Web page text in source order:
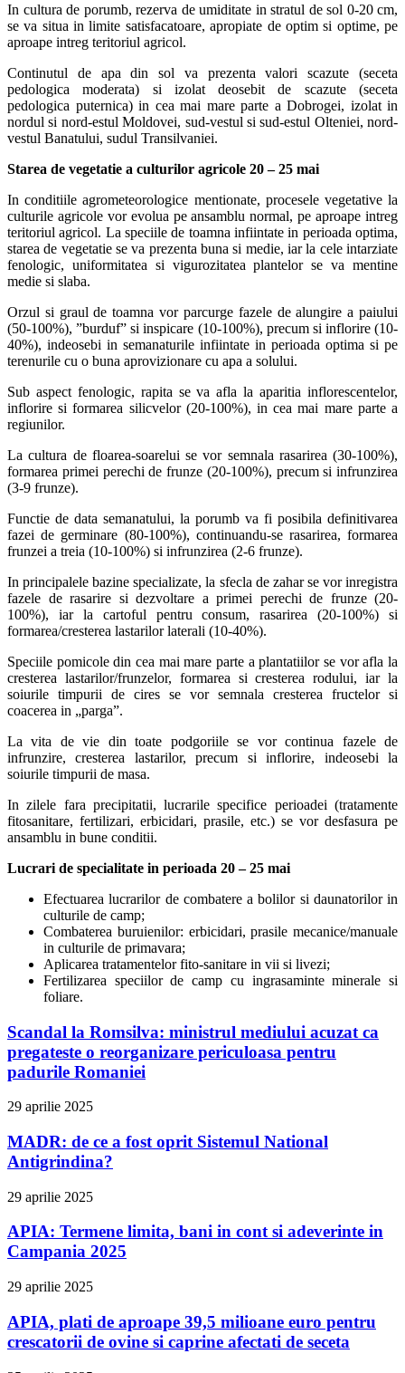
In cultura de porumb, rezerva de umiditate in stratul de sol 0-20 cm,
se va situa in limite satisfacatoare, apropiate de optim si optime, pe
aproape intreg teritoriul agricol.
Continutul de apa din sol va prezenta valori scazute (seceta
pedologica moderata) si izolat deosebit de scazute (seceta
pedologica puternica) in cea mai mare parte a Dobrogei, izolat in
nordul si nord-estul Moldovei, sud-vestul si sud-estul Olteniei, nord-
vestul Banatului, sudul Transilvaniei.
Starea de vegetatie a culturilor agricole 20 – 25 mai
In conditiile agrometeorologice mentionate, procesele vegetative la
culturile agricole vor evolua pe ansamblu normal, pe aproape intreg
teritoriul agricol. La speciile de toamna infiintate in perioada optima,
starea de vegetatie se va prezenta buna si medie, iar la cele intarziate
fenologic, uniformitatea si vigurozitatea plantelor se va mentine
medie si slaba.
Orzul si graul de toamna vor parcurge fazele de alungire a paiului
(50-100%), ”burduf” si inspicare (10-100%), precum si inflorire (10-
40%), indeosebi in semanaturile infiintate in perioada optima si pe
terenurile cu o buna aprovizionare cu apa a solului.
Sub aspect fenologic, rapita se va afla la aparitia inflorescentelor,
inflorire si formarea silicvelor (20-100%), in cea mai mare parte a
regiunilor.
La cultura de floarea-soarelui se vor semnala rasarirea (30-100%),
formarea primei perechi de frunze (20-100%), precum si infrunzirea
(3-9 frunze).
Functie de data semanatului, la porumb va fi posibila definitivarea
fazei de germinare (80-100%), continuandu-se rasarirea, formarea
frunzei a treia (10-100%) si infrunzirea (2-6 frunze).
In principalele bazine specializate, la sfecla de zahar se vor inregistra
fazele de rasarire si dezvoltare a primei perechi de frunze (20-
100%), iar la cartoful pentru consum, rasarirea (20-100%) si
formarea/cresterea lastarilor laterali (10-40%).
Speciile pomicole din cea mai mare parte a plantatiilor se vor afla la
cresterea lastarilor/frunzelor, formarea si cresterea rodului, iar la
soiurile timpurii de cires se vor semnala cresterea fructelor si
coacerea in „parga”.
La vita de vie din toate podgoriile se vor continua fazele de
infrunzire, cresterea lastarilor, precum si inflorire, indeosebi la
soiurile timpurii de masa.
In zilele fara precipitatii, lucrarile specifice perioadei (tratamente
fitosanitare, fertilizari, erbicidari, prasile, etc.) se vor desfasura pe
ansamblu in bune conditii.
Lucrari de specialitate in perioada 20 – 25 mai
Efectuarea lucrarilor de combatere a bolilor si daunatorilor in
culturile de camp;
Combaterea buruienilor: erbicidari, prasile mecanice/manuale
in culturile de primavara;
Aplicarea tratamentelor fito-sanitare in vii si livezi;
Fertilizarea speciilor de camp cu ingrasaminte minerale si
foliare.
Scandal la Romsilva: ministrul mediului acuzat ca
pregateste o reorganizare periculoasa pentru
padurile Romaniei
29 aprilie 2025
MADR: de ce a fost oprit Sistemul National
Antigrindina?
29 aprilie 2025
APIA: Termene limita, bani in cont si adeverinte in
Campania 2025
29 aprilie 2025
APIA, plati de aproape 39,5 milioane euro pentru
crescatorii de ovine si caprine afectati de seceta